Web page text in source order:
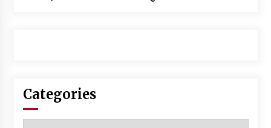
Categories